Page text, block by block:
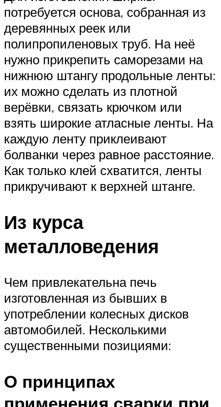
потребуется основа, собранная из
деревянных реек или
полипропиленовых труб. На неё
нужно прикрепить саморезами на
нижнюю штангу продольные ленты:
их можно сделать из плотной
верёвки, связать крючком или
взять широкие атласные ленты. На
каждую ленту приклеивают
болванки через равное расстояние.
Как только клей схватится, ленты
прикручивают к верхней штанге.
Из курса
металловедения
Чем привлекательна печь
изготовленная из бывших в
употреблении колесных дисков
автомобилей. Несколькими
существенными позициями:
О принципах